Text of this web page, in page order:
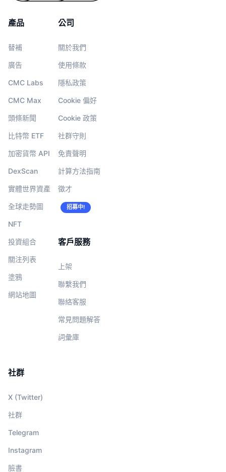
產品
替補
廣告
CMC Labs
CMC Max
頭條新聞
比特幣 ETF
加密貨幣 API
DexScan
實體世界資產
全球走勢圖
NFT
投資組合
關注列表
塗鴉
網站地圖
公司
關於我們
使用條款
隱私政策
Cookie 偏好
Cookie 政策
社群守則
免責聲明
計算方法指南
徵才
招募中!
客戶服務
上架
聯繫我們
聯絡客服
常見問題解答
詞彙庫
社群
X (Twitter)
社群
Telegram
Instagram
臉書